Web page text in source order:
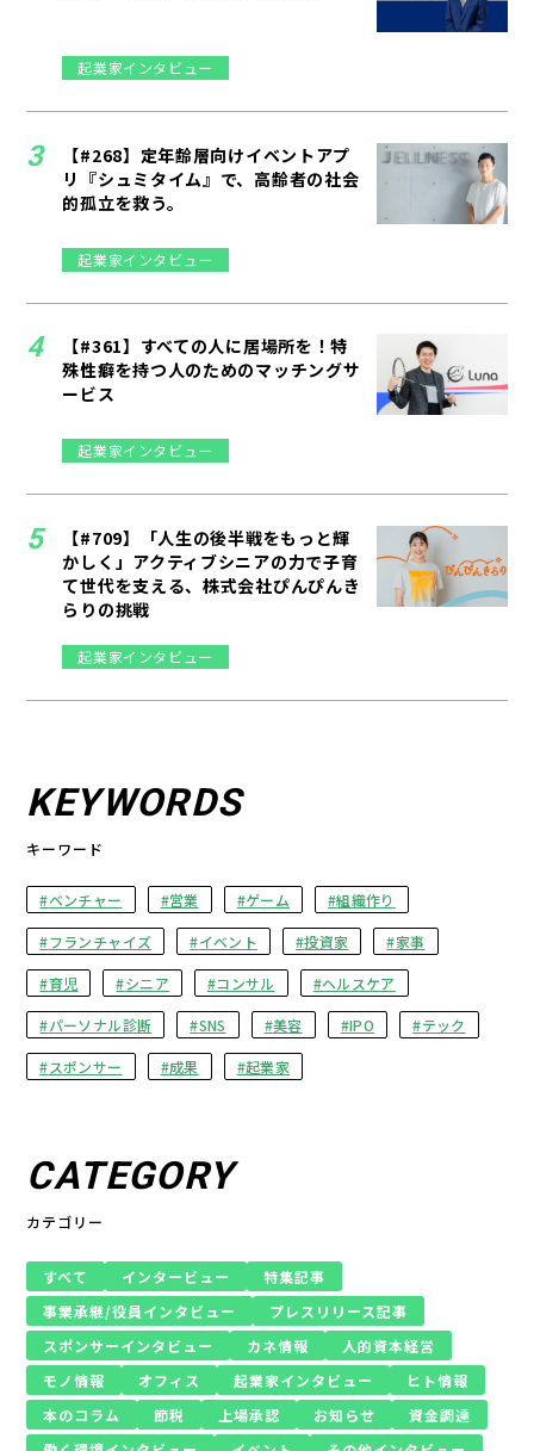
起業家インタビュー
【#268】定年齢層向けイベントアプ
リ『シュミタイム』で、高齢者の社会
的孤立を救う。
起業家インタビュー
【#361】すべての人に居場所を！特
殊性癖を持つ人のためのマッチングサ
ービス
起業家インタビュー
【#709】「人生の後半戦をもっと輝
かしく」アクティブシニアの力で子育
て世代を支える、株式会社ぴんぴんき
らりの挑戦
起業家インタビュー
KEYWORDS
キーワード
ベンチャー 営業 ゲーム 組織作り
フランチャイズ イベント 投資家 家事
育児 シニア コンサル ヘルスケア
パーソナル診断 SNS 美容 IPO テック
スポンサー 成果 起業家
CATEGORY
カテゴリー
すべて インタービュー
特集記事
事業承継/役員インタビュー
プレスリリース記事
スポンサーインタビュー
カネ情報
人的資本経営
モノ情報
オフィス 起業家インタビュー
ヒト情報
本のコラム
節税 上場承認 お知らせ
資金調達